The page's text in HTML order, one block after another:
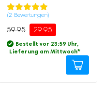
Bewertet mit
5.00 von 5,
basierend
auf
2
Kundenbewertung
(2 Bewertungen)
59.95 29.95
Bestellt vor 23:59 Uhr,
Lieferung am Mittwoch*